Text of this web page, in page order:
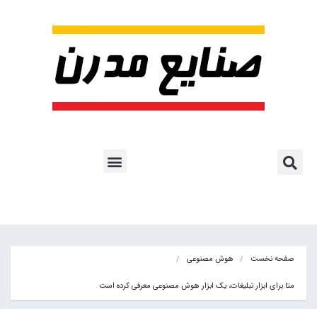
صفحه نخست هوش مصنوعی
متا برای ابزار تبلیغات، یک ابزار هوش مصنوعی معرفی کرده است